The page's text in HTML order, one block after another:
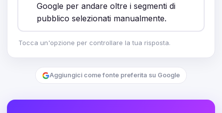
Google per andare oltre i segmenti di
pubblico selezionati manualmente.
Tocca un'opzione per controllare la tua risposta.
Aggiungici come fonte preferita su Google